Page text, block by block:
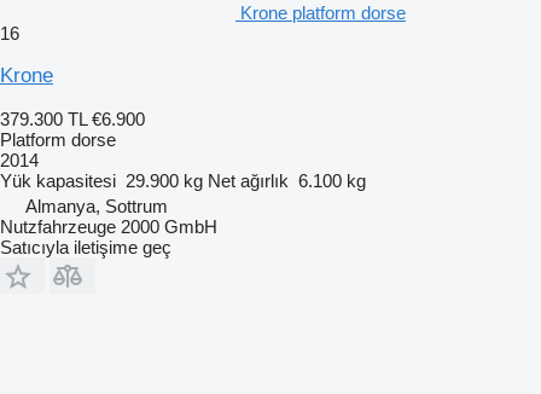
Krone platform dorse
16
Krone
379.300 TL €6.900
Platform dorse
2014
Yük kapasitesi 29.900 kg Net ağırlık 6.100 kg
Almanya, Sottrum
Nutzfahrzeuge 2000 GmbH
Satıcıyla iletişime geç